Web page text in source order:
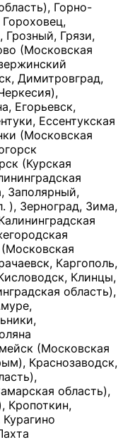
Горно-
Грозный, Грязи,
(Московская
Димитровград,
Егорьевск,
Ессентукская
(Московская
(Курская
Заполярный,
), Зерноград, Зима,
Каргополь,
Клинцы,
область),
(Московская
Краснозаводск,
область),
Кропоткин,